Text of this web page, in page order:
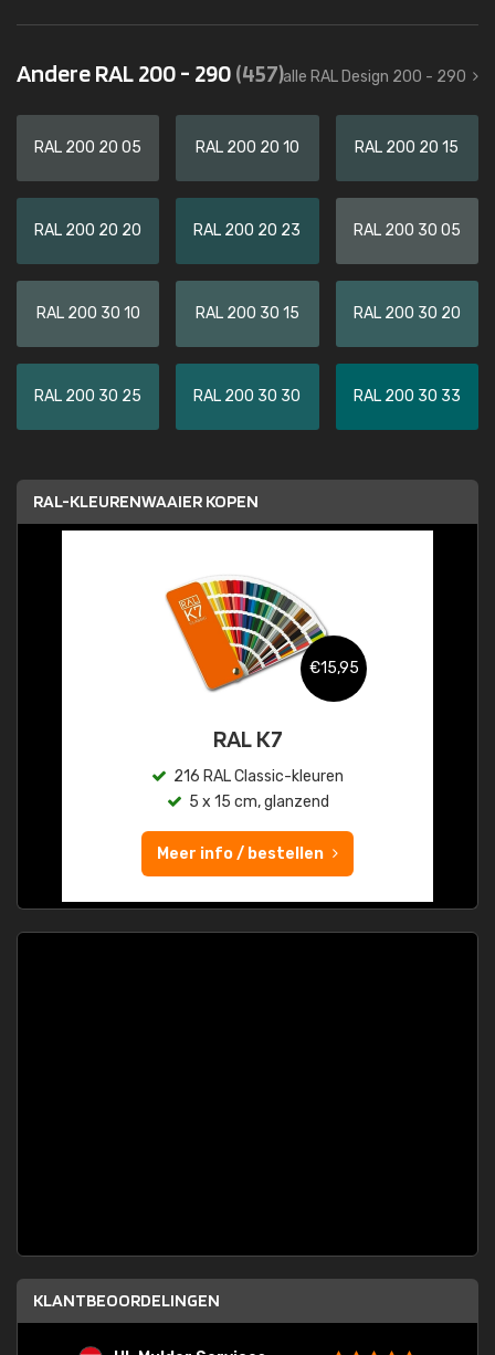
Andere RAL 200 - 290(457)alle RAL Design 200 - 290
RAL 200 20 05 RAL 200 20 10 RAL 200 20 15
RAL 200 20 20 RAL 200 20 23 RAL 200 30 05
RAL 200 30 10 RAL 200 30 15 RAL 200 30 20
RAL 200 30 25 RAL 200 30 30 RAL 200 30 33
RAL-KLEURENWAAIER KOPEN
€15,95
RAL K7
216 RAL Classic-kleuren
5 x 15 cm, glanzend
Meer info / bestellen
KLANTBEOORDELINGEN